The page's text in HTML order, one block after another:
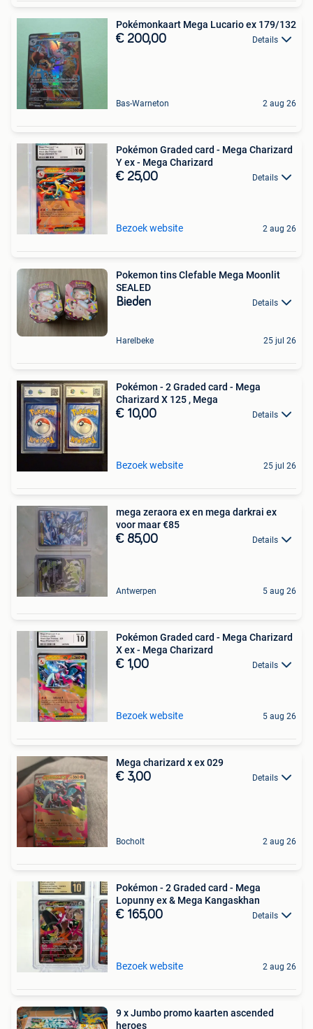
Pokémonkaart Mega Lucario ex 179/132
€ 200,00 Details
Bas-Warneton 2 aug 26
Pokémon Graded card - Mega Charizard
Y ex - Mega Charizard
€ 25,00 Details
Bezoek website 2 aug 26
Pokemon tins Clefable Mega Moonlit
SEALED
Bieden Details
Harelbeke 25 jul 26
Pokémon - 2 Graded card - Mega
Charizard X 125 , Mega
€ 10,00 Details
Bezoek website 25 jul 26
mega zeraora ex en mega darkrai ex
voor maar €85
€ 85,00 Details
Antwerpen 5 aug 26
Pokémon Graded card - Mega Charizard
X ex - Mega Charizard
€ 1,00 Details
Bezoek website 5 aug 26
Mega charizard x ex 029
€ 3,00 Details
Bocholt 2 aug 26
Pokémon - 2 Graded card - Mega
Lopunny ex & Mega Kangaskhan
€ 165,00 Details
Bezoek website 2 aug 26
9 x Jumbo promo kaarten ascended
heroes